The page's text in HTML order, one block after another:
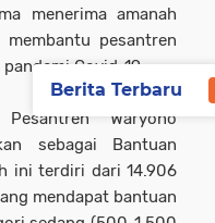
menerima amanah
pesantren
Covid-19.
Waryono
sebagai Bantuan
ini terdiri dari 14.906
mendapat bantuan
Berita Terbaru